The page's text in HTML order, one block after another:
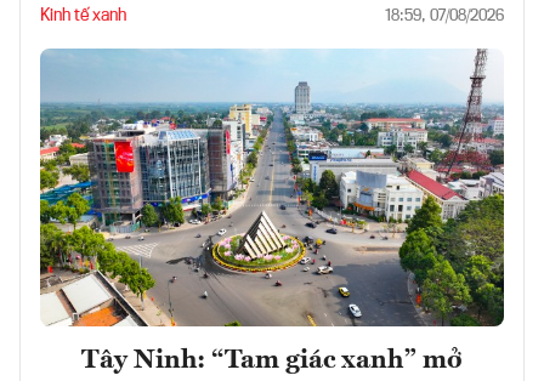
Kinh tế xanh 18:59, 07/08/2026
Tây Ninh: “Tam giác xanh” mở